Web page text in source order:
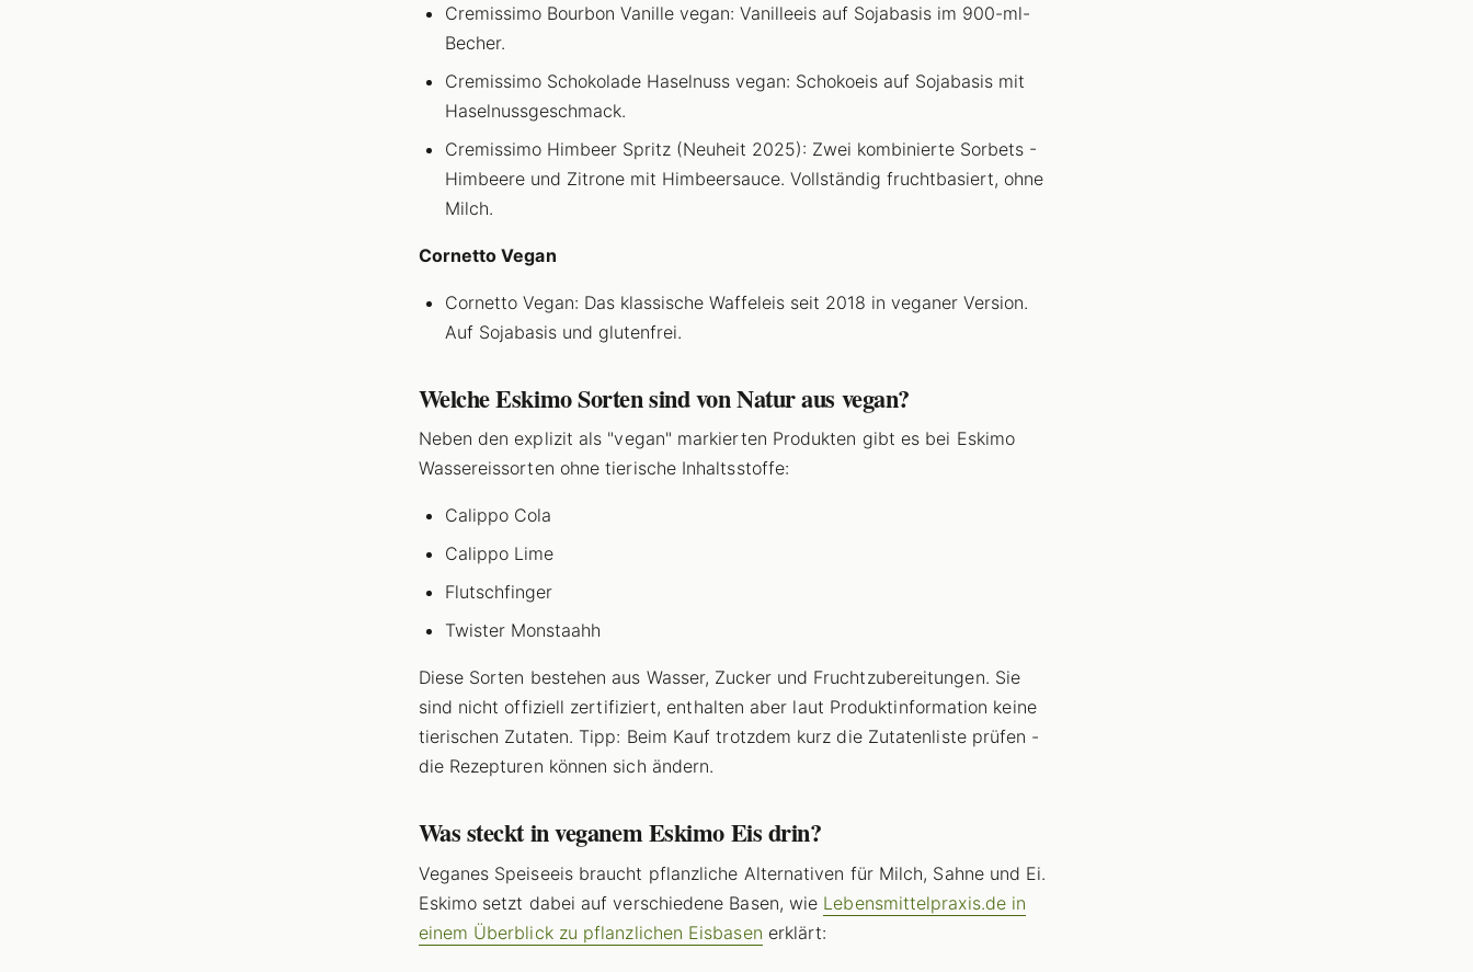
Cremissimo Bourbon Vanille vegan: Vanilleeis auf Sojabasis im 900-ml-
Becher.
Cremissimo Schokolade Haselnuss vegan: Schokoeis auf Sojabasis mit
Haselnussgeschmack.
Cremissimo Himbeer Spritz (Neuheit 2025): Zwei kombinierte Sorbets -
Himbeere und Zitrone mit Himbeersauce. Vollständig fruchtbasiert, ohne
Milch.
Cornetto Vegan
Cornetto Vegan: Das klassische Waffeleis seit 2018 in veganer Version.
Auf Sojabasis und glutenfrei.
Welche Eskimo Sorten sind von Natur aus vegan?
Neben den explizit als "vegan" markierten Produkten gibt es bei Eskimo
Wassereissorten ohne tierische Inhaltsstoffe:
Calippo Cola
Calippo Lime
Flutschfinger
Twister Monstaahh
Diese Sorten bestehen aus Wasser, Zucker und Fruchtzubereitungen. Sie
sind nicht offiziell zertifiziert, enthalten aber laut Produktinformation keine
tierischen Zutaten. Tipp: Beim Kauf trotzdem kurz die Zutatenliste prüfen -
die Rezepturen können sich ändern.
Was steckt in veganem Eskimo Eis drin?
Veganes Speiseeis braucht pflanzliche Alternativen für Milch, Sahne und Ei.
Eskimo setzt dabei auf verschiedene Basen, wie Lebensmittelpraxis.de in
einem Überblick zu pflanzlichen Eisbasen erklärt: